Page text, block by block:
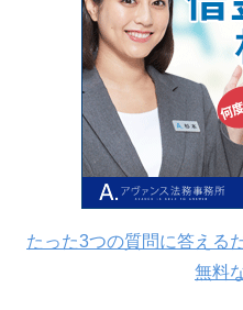
たった3つの質問に答える
無料